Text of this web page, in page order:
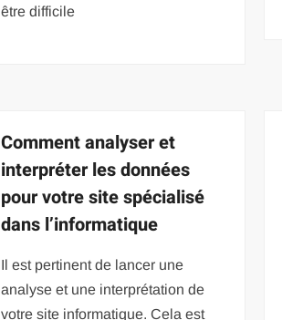
être difficile
Comment analyser et
interpréter les données
pour votre site spécialisé
dans l’informatique
Il est pertinent de lancer une
analyse et une interprétation de
votre site informatique. Cela est